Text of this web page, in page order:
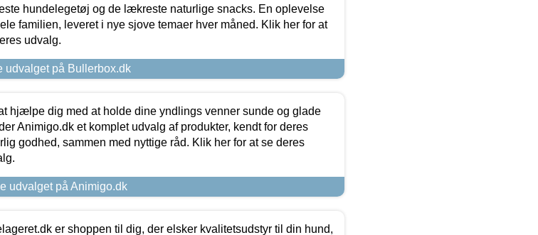
hundelegetøj og de lækreste naturlige snacks. En oplevelse
familien, leveret i nye sjove temaer hver måned. Klik her for at
udvalg.
udvalget på Bullerbox.dk
hjælpe dig med at holde dine yndlings venner sunde og glade
Animigo.dk et komplet udvalg af produkter, kendt for deres
godhed, sammen med nyttige råd. Klik her for at se deres
udvalget på Animigo.dk
er shoppen til dig, der elsker kvalitetsudstyr til din hund,